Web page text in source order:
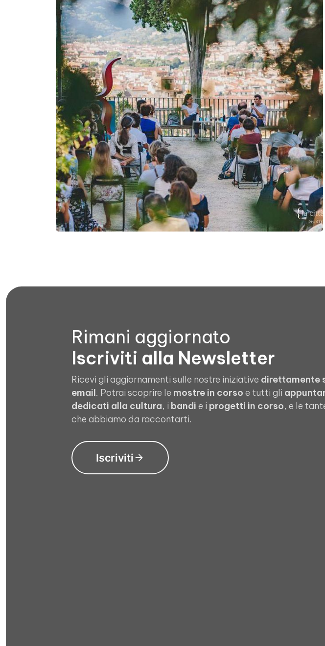
Rimani aggiornato
Iscriviti alla Newsletter
Ricevi gli aggiornamenti sulle nostre iniziative direttamente
email. Potrai scoprire le mostre in corso e tutti gli
dedicati alla cultura, i bandi e i progetti in corso, e le
che abbiamo da raccontarti.
Iscriviti